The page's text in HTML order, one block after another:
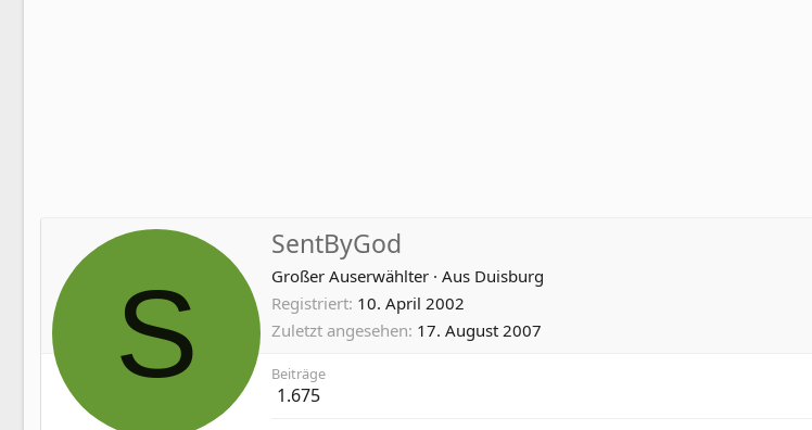
S
SentByGod
Großer Auserwählter · Aus Duisburg
Registriert 10. April 2002
Zuletzt angesehen 17. August 2007
Beiträge
1.675